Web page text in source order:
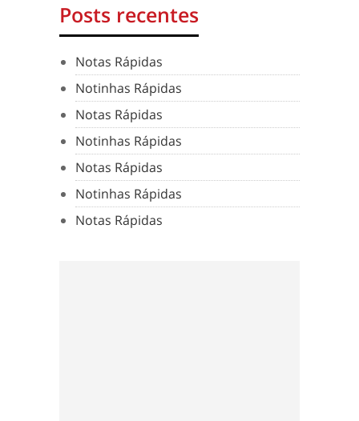
Posts recentes
Notas Rápidas
Notinhas Rápidas
Notas Rápidas
Notinhas Rápidas
Notas Rápidas
Notinhas Rápidas
Notas Rápidas